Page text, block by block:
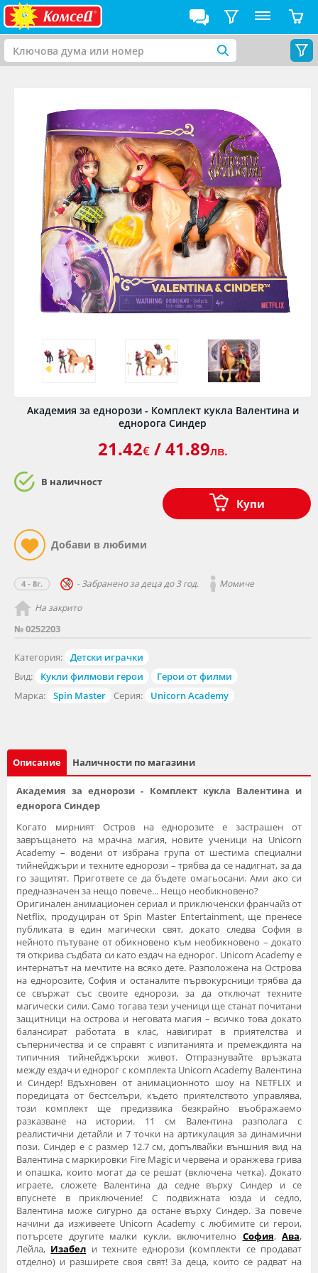
Академия за еднорози - Комплект кукла Валентина и
еднорога Синдер
№ 0252203
Категория:
Детски играчки
Вид:
Кукли филмови герои
Герои от филми
Марка:
Spin Master Серия: Unicorn Academy
4 - 8г. - Забранено за деца до 3 год. Момиче
На закрито
21.42€/ 41.89лв.
В наличност
Купи
Описание Наличности по магазини
Академия за еднорози - Комплект кукла Валентина и
еднорога Синдер
Когато мирният Остров на еднорозите е застрашен от
завръщането на мрачна магия, новите ученици на Unicorn
Academy – водени от избрана група от шестима специални
тийнейджъри и техните еднорози – трябва да се надигнат, за да
го защитят. Пригответе се да бъдете омагьосани. Ами ако си
предназначен за нещо повече... Нещо необикновено?
Оригинален анимационен сериал и приключенски франчайз от
Netflix, продуциран от Spin Master Entertainment, ще пренесе
публиката в един магически свят, докато следва София в
нейното пътуване от обикновено към необикновено – докато
тя открива съдбата си като ездач на еднорог. Unicorn Academy е
интернатът на мечтите на всяко дете. Разположена на Острова
на еднорозите, София и останалите първокурсници трябва да
се свържат със своите еднорози, за да отключат техните
магически сили. Само тогава тези ученици ще станат почитани
защитници на острова и неговата магия – всичко това докато
балансират работата в клас, навигират в приятелства и
съперничества и се справят с изпитанията и премеждията на
типичния тийнейджърски живот. Отпразнувайте връзката
между ездач и еднорог с комплекта Unicorn Academy Валентина
и Синдер! Вдъхновен от анимационното шоу на NETFLIX и
поредицата от бестселъри, където приятелството управлява,
този комплект ще предизвика безкрайно въображаемо
разказване на истории. 11 см Валентина разполага с
реалистични детайли и 7 точки на артикулация за динамични
пози. Синдер е с размер 12.7 см, допълвайки външния вид на
Валентина с маркировки Fire Magic и червена и оранжева грива
и опашка, които могат да се решат (включена четка). Докато
играете, сложете Валентина да седне върху Синдер и се
впуснете в приключение! С подвижната юзда и седло,
Валентина може сигурно да остане върху Синдер. За повече
начини да изживеете Unicorn Academy с любимите си герои,
потърсете другите малки кукли, включително София, Ава,
Лейла, Изабел и техните еднорози (комплекти се продават
отделно) и разширете своя свят! За деца, които се радват на